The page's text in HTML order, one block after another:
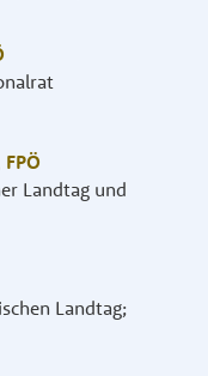
FPÖ
Landtag und
Landtag;